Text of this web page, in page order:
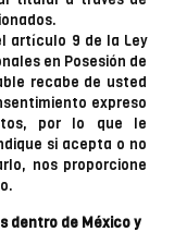
artículo 9 de la Ley
en Posesión de
recabe de usted
expreso
por lo que le
si acepta o no
nos proporcione
dentro de México y